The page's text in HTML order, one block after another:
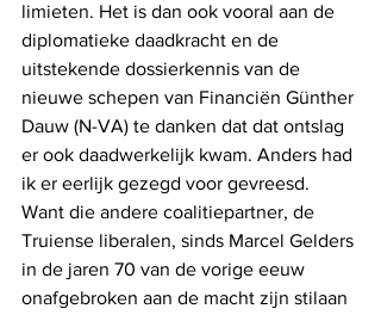
limieten. Het is dan ook vooral aan de
diplomatieke daadkracht en de
uitstekende dossierkennis van de
nieuwe schepen van Financiën Günther
Dauw (N-VA) te danken dat dat ontslag
er ook daadwerkelijk kwam. Anders had
ik er eerlijk gezegd voor gevreesd.
Want die andere coalitiepartner, de
Truiense liberalen, sinds Marcel Gelders
in de jaren 70 van de vorige eeuw
onafgebroken aan de macht zijn stilaan